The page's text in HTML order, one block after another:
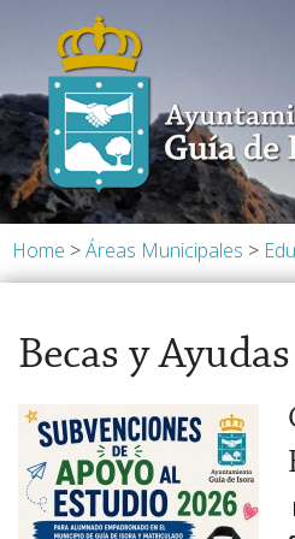
Ayuntamiento de Guía de Isora
Home >Áreas Municipales >
Becas y Ayudas